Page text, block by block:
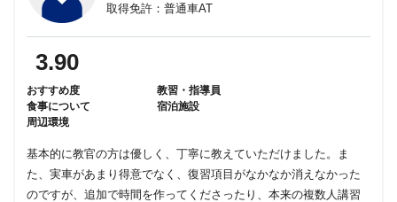
取得免許：普通車AT
3.90
おすすめ度
教習・指導員
食事について
宿泊施設
周辺環境
基本的に教官の方は優しく、丁寧に教えていただけました。ま
た、実車があまり得意でなく、復習項目がなかなか消えなかった
のですが、追加で時間を作ってくださったり、本来の複数人講習